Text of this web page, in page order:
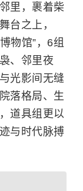
里，裹着柴
台之上，
物馆”，6组
、邻里夜
光影间无缝
落格局、生
道具组更以
与时代脉搏